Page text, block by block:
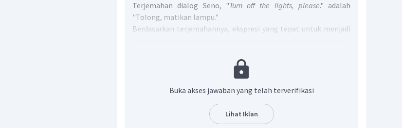
Terjemahan dialog Seno, "Turn off the lights, please." adalah
"Tolong, matikan lampu."
Berdasarkan terjemahannya, ekspresi yang tepat untuk menjadi
yang menerangkan apakah Hamzah menolak permintaan Seno
Jadi, jawaban yang tepat adalah A.OK.
Buka akses jawaban yang telah terverifikasi
Lihat Iklan